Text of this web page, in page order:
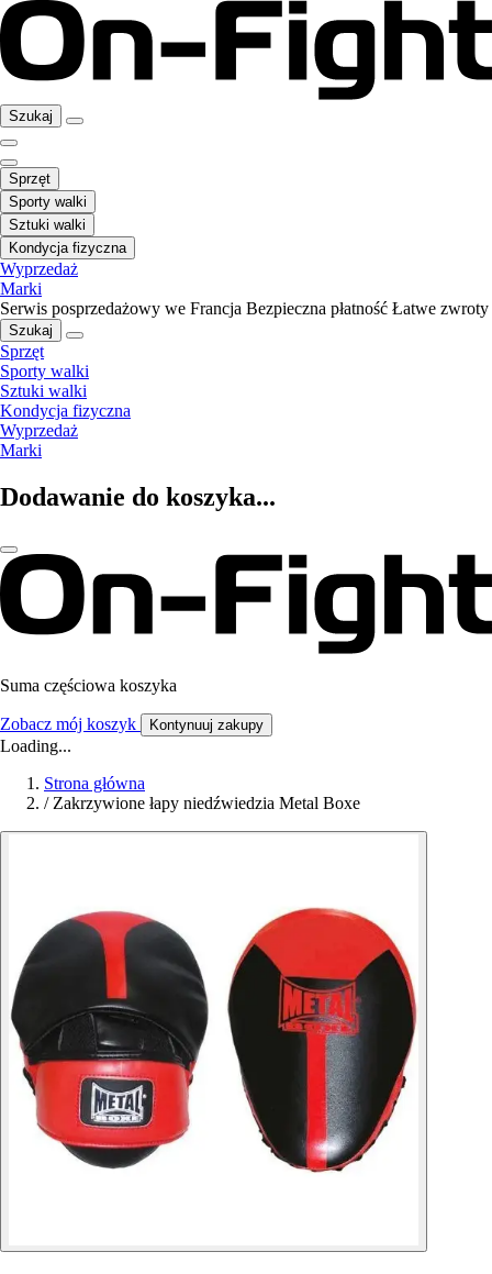
Szukaj
Sprzęt
Sporty walki
Sztuki walki
Kondycja fizyczna
Wyprzedaż
Marki
Serwis posprzedażowy we Francja Bezpieczna płatność Łatwe zwroty
Szukaj
Sprzęt
Sporty walki
Sztuki walki
Kondycja fizyczna
Wyprzedaż
Marki
Dodawanie do koszyka...
Suma częściowa koszyka
Zobacz mój koszyk Kontynuuj zakupy
Loading...
Strona główna
/ Zakrzywione łapy niedźwiedzia Metal Boxe